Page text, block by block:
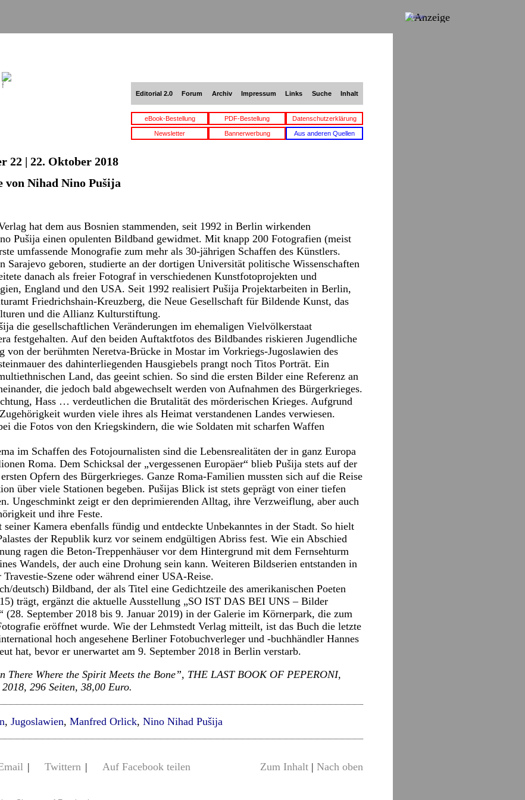
Editorial 2.0 Forum Archiv Impressum Links Suche Inhalt
eBook-Bestellung PDF-Bestellung Datenschutzerklärung
Newsletter Bannerwerbung Aus anderen Quellen
22 | 22. Oktober 2018
von Nihad Nino Pušija
hat dem aus Bosnien stammenden, seit 1992 in Berlin wirkenden
Pušija einen opulenten Bildband gewidmet. Mit knapp 200 Fotografien (meist
umfassende Monografie zum mehr als 30-jährigen Schaffen des Künstlers.
Sarajevo geboren, studierte an der dortigen Universität politische Wissenschaften
danach als freier Fotograf in verschiedenen Kunstfotoprojekten und
England und den USA. Seit 1992 realisiert Pušija Projektarbeiten in Berlin,
Friedrichshain-Kreuzberg, die Neue Gesellschaft für Bildende Kunst, das
und die Allianz Kulturstiftung.
die gesellschaftlichen Veränderungen im ehemaligen Vielvölkerstaat
festgehalten. Auf den beiden Auftaktfotos des Bildbandes riskieren Jugendliche
von der berühmten Neretva-Brücke in Mostar im Vorkriegs-Jugoslawien des
des dahinterliegenden Hausgiebels prangt noch Titos Porträt. Ein
Land, das geeint schien. So sind die ersten Bilder eine Referenz an
die jedoch bald abgewechselt werden von Aufnahmen des Bürgerkrieges.
Hass … verdeutlichen die Brutalität des mörderischen Krieges. Aufgrund
wurden viele ihres als Heimat verstandenen Landes verwiesen.
die Fotos von den Kriegskindern, die wie Soldaten mit scharfen Waffen
im Schaffen des Fotojournalisten sind die Lebensrealitäten der in ganz Europa
Roma. Dem Schicksal der „vergessenen Europäer“ blieb Pušija stets auf der
Opfern des Bürgerkrieges. Ganze Roma-Familien mussten sich auf die Reise
über viele Stationen begeben. Pušijas Blick ist stets geprägt von einer tiefen
Ungeschminkt zeigt er den deprimierenden Alltag, ihre Verzweiflung, aber auch
und ihre Feste.
Kamera ebenfalls fündig und entdeckte Unbekanntes in der Stadt. So hielt
der Republik kurz vor seinem endgültigen Abriss fest. Wie ein Abschied
ragen die Beton-Treppenhäuser vor dem Hintergrund mit dem Fernsehturm
Wandels, der auch eine Drohung sein kann. Weiteren Bildserien entstanden in
Szene oder während einer USA-Reise.
deutsch) Bildband, der als Titel eine Gedichtzeile des amerikanischen Poeten
trägt, ergänzt die aktuelle Ausstellung „SO IST DAS BEI UNS – Bilder
(28. September 2018 bis 9. Januar 2019) in der Galerie im Körnerpark, die zum
eröffnet wurde. Wie der Lehmstedt Verlag mitteilt, ist das Buch die letzte
hoch angesehene Berliner Fotobuchverleger und -buchhändler Hannes
hat, bevor er unerwartet am 9. September 2018 in Berlin verstarb.
There Where the Spirit Meets the Bone”, THE LAST BOOK OF PEPERONI,
296 Seiten, 38,00 Euro.
, Jugoslawien, Manfred Orlick, Nino Nihad Pušija
| Twittern | Auf Facebook teilen Zum Inhalt | Nach oben
Anzeige